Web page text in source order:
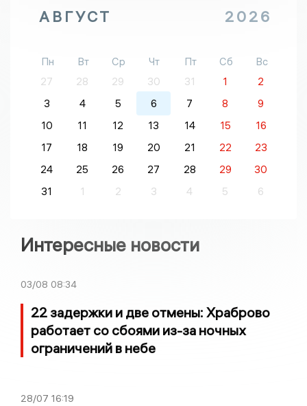
АВГУСТ 2026
Пн Вт Ср Чт Пт Сб
Вс
27
28 29 30 31 1
2
3
4 5 6 7 8
9
10
11 12 13 14 15
16
17
18 19 20 21 22
23
24
25 26 27 28 29
30
31
1 2 3 4 5 6
Интересные новости
03/08 08:34
22 задержки и две отмены: Храброво
работает со сбоями из-за ночных
ограничений в небе
28/07 16:19